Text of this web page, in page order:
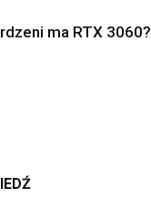
ma RTX 3060?